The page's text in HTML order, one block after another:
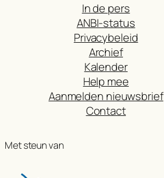
In de pers
ANBI-status
Privacybeleid
Archief
Kalender
Help mee
Aanmelden nieuwsbrief
Contact
Met steun van